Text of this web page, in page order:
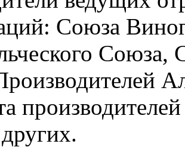
Союза
Союза,